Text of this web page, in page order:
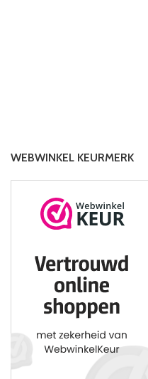
WEBWINKEL KEURMERK